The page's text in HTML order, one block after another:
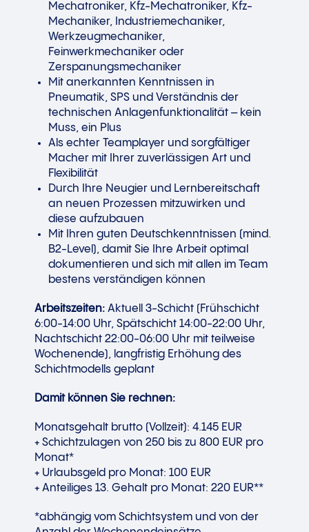
Mechatroniker, Kfz-Mechatroniker, Kfz-
Mechaniker, Industriemechaniker,
Werkzeugmechaniker,
Feinwerkmechaniker oder
Zerspanungsmechaniker
Mit anerkannten Kenntnissen in
Pneumatik, SPS und Verständnis der
technischen Anlagenfunktionalität – kein
Muss, ein Plus
Als echter Teamplayer und sorgfältiger
Macher mit Ihrer zuverlässigen Art und
Flexibilität
Durch Ihre Neugier und Lernbereitschaft
an neuen Prozessen mitzuwirken und
diese aufzubauen
Mit Ihren guten Deutschkenntnissen (mind.
B2-Level), damit Sie Ihre Arbeit optimal
dokumentieren und sich mit allen im Team
bestens verständigen können
Arbeitszeiten: Aktuell 3-Schicht (Frühschicht
6:00-14:00 Uhr, Spätschicht 14:00-22:00 Uhr,
Nachtschicht 22:00-06:00 Uhr mit teilweise
Wochenende), langfristig Erhöhung des
Schichtmodells geplant
Damit können Sie rechnen:
Monatsgehalt brutto (Vollzeit): 4.145 EUR
+ Schichtzulagen von 250 bis zu 800 EUR pro
Monat*
+ Urlaubsgeld pro Monat: 100 EUR
+ Anteiliges 13. Gehalt pro Monat: 220 EUR**
*abhängig vom Schichtsystem und von der